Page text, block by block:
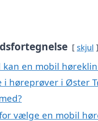
skjul
kan en mobil
i høreprøver i Øster
vælge en mobil